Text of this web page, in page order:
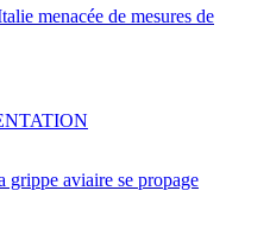
menacée de mesures de
grippe aviaire se propage